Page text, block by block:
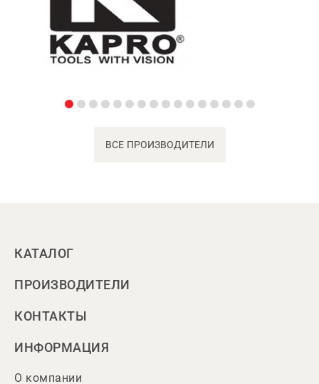
ВСЕ ПРОИЗВОДИТЕЛИ
КАТАЛОГ
ПРОИЗВОДИТЕЛИ
КОНТАКТЫ
ИНФОРМАЦИЯ
О компании